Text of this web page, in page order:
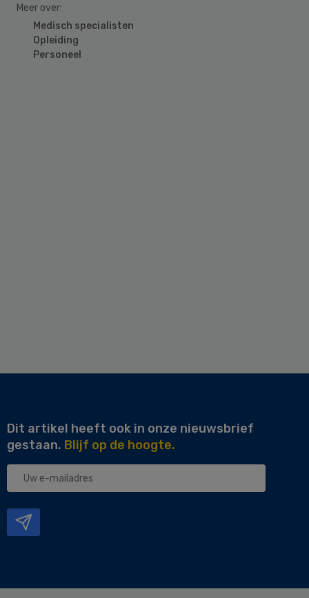
Meer over:
Medisch specialisten
Opleiding
Personeel
Dit artikel heeft ook in onze nieuwsbrief
gestaan. Blijf op de hoogte.
Uw